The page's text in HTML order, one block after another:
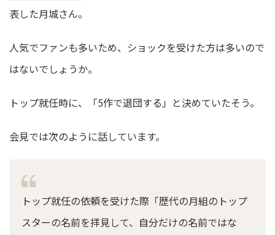
表した月城さん。
人気でファンも多いため、ショックを受けた方は多いので
はないでしょうか。
トップ就任時に、「5作で退団する」と決めていたそう。
会見では次のように話しています。
トップ就任の依頼を受けた際「歴代の月組のトップ
スターの名前を拝見して、自分だけの名前ではな